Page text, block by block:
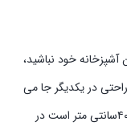
خود نباشید،
در یکدیگر جا می
شوند و فقط به اندازه سایز بزرگ این محصول که ۴۰سانتی متر است در